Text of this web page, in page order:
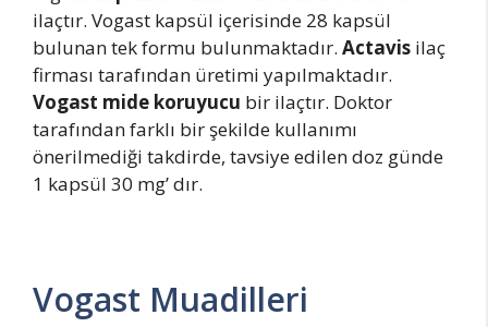
ilaçtır. Vogast kapsül içerisinde 28 kapsül
bulunan tek formu bulunmaktadır. Actavis ilaç
firması tarafından üretimi yapılmaktadır.
Vogast mide koruyucu bir ilaçtır. Doktor
tarafından farklı bir şekilde kullanımı
önerilmediği takdirde, tavsiye edilen doz günde
1 kapsül 30 mg’ dır.
Vogast Muadilleri